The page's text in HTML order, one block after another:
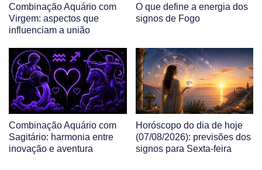
Combinação Aquário com
Virgem: aspectos que
influenciam a união
O que define a energia dos
signos de Fogo
Combinação Aquário com
Sagitário: harmonia entre
inovação e aventura
Horóscopo do dia de hoje
(07/08/2026): previsões dos
signos para Sexta-feira